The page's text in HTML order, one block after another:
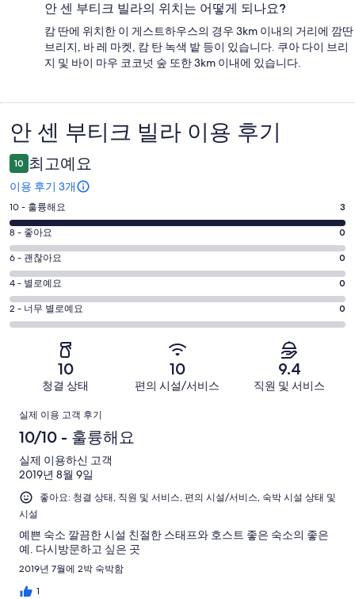
안 센 부티크 빌라의 위치는 어떻게 되나요?
캄 딴에 위치한 이 게스트하우스의 경우 3km 이내의 거리에 깜딴
브리지, 바 레 마켓, 캄 탄 녹색 밭 등이 있습니다. 쿠아 다이 브리
지 및 바이 마우 코코넛 숲 또한 3km 이내에 있습니다.
이
용
후
기
안 센 부티크 빌라 이용 후기
10 최고예요
이용 후기 3개
평
점
10
-
훌
륭
해
요.
후
기
10 - 훌륭해요 3
평
점
8
-
좋
아
후
중
개
8 - 좋아요 0
평
점
6
-
괜
개
이
후
기
중
개
6 - 괜찮아요 0
평
점
4
개
이
용
후
4 - 별로예요 0
평
점
별
로
요.
개
이
용
후
기
중
2 - 너무 별로예요 0
10
청결 상태
10
편의 시설/서비스
9.4
직원 및 서비스
이
용
후
기
실제 이용 고객 후기
10/10 - 훌륭해요
실제 이용하신 고객
2019년 8월 9일
좋아요: 청결 상태, 직원 및 서비스, 편의 시설/서비스, 숙박 시설 상태 및
시설
예쁜 숙소 깔끔한 시설 친절한 스태프와 호스트 좋은 숙소의 좋은
예. 다시방문하고 싶은 곳
2019년 7월에 2박 숙박함
1